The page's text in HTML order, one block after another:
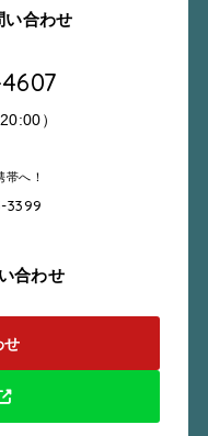
い合わせ
）
へ！
3399
合わせ
せ